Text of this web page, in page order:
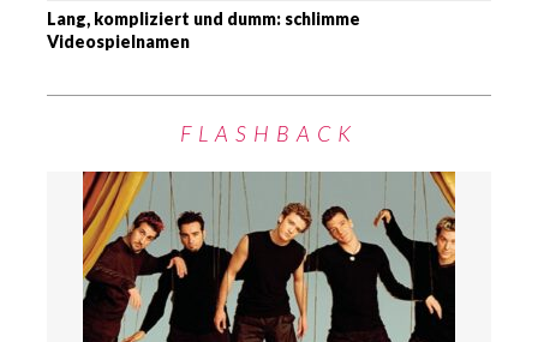
Lang, kompliziert und dumm: schlimme
Videospielnamen
FLASHBACK